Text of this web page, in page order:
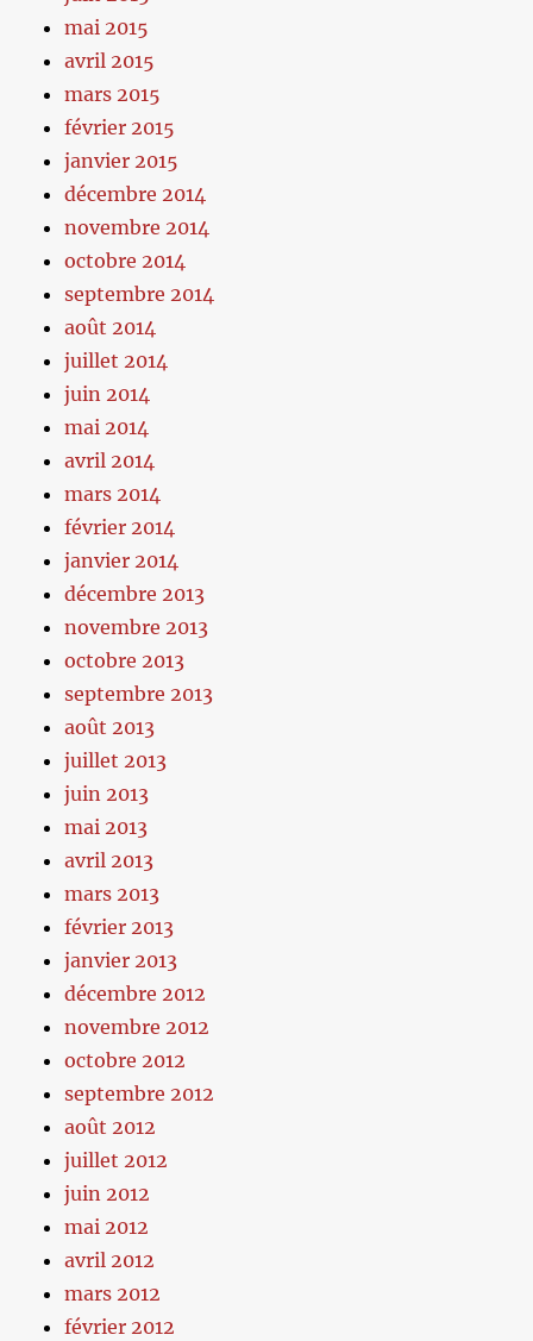
mai 2015
avril 2015
mars 2015
février 2015
janvier 2015
décembre 2014
novembre 2014
octobre 2014
septembre 2014
août 2014
juillet 2014
juin 2014
mai 2014
avril 2014
mars 2014
février 2014
janvier 2014
décembre 2013
novembre 2013
octobre 2013
septembre 2013
août 2013
juillet 2013
juin 2013
mai 2013
avril 2013
mars 2013
février 2013
janvier 2013
décembre 2012
novembre 2012
octobre 2012
septembre 2012
août 2012
juillet 2012
juin 2012
mai 2012
avril 2012
mars 2012
février 2012